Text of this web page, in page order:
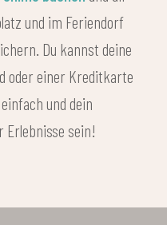
und im Feriendorf
Du kannst deine
oder einer Kreditkarte
und dein
sein!